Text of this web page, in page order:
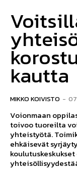
kautta
MIKKO KOIVISTO -
Voionmaan
toivoo tuoreilta
yhteistyötä.
ehkäisevät syrjäytymistä.